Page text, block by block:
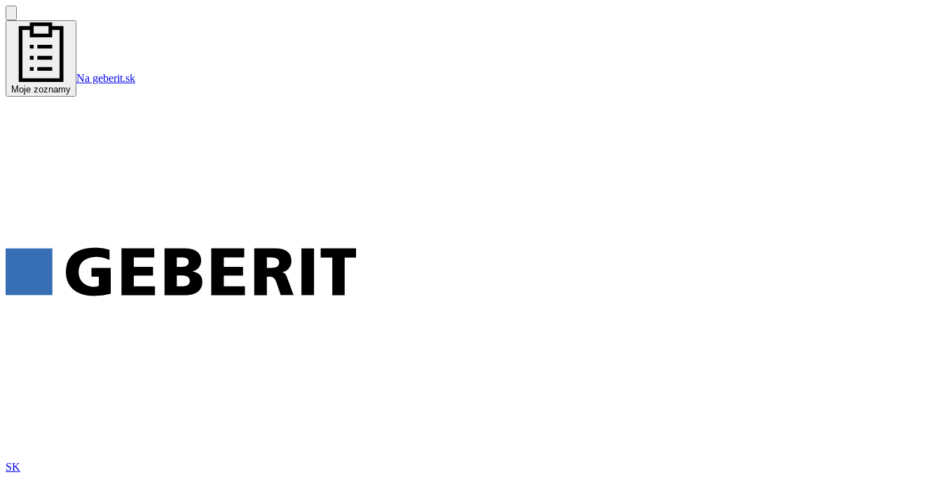
Moje zoznamy
Na geberit.sk
SK